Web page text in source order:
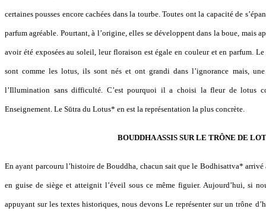
certaines pousses encore cachées dans la tourbe. Toutes ont la capacité de
parfum agréable. Pourtant, à l’origine, elles se développent dans la boue, mais
avoir été exposées au soleil, leur floraison est égale en couleur et en parfum.
sont comme les lotus, ils sont nés et ont grandi dans l’ignorance mais,
l’Illumination sans difficulté. C’est pourquoi il a choisi la fleur de lotus
Enseignement. Le Sūtra du Lotus* en est la représentation la plus concrète.
BOUDDHA ASSIS SUR LE TRÔNE DE
En ayant parcouru l’histoire de Bouddha, chacun sait que le Bodhisattva*
en guise de siège et atteignit l’éveil sous ce même figuier. Aujourd’hui, si
appuyant sur les textes historiques, nous devons Le représenter sur un trône